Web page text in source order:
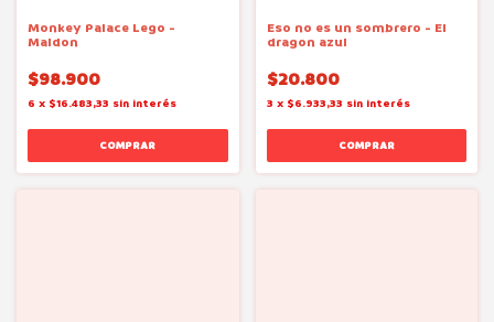
Monkey Palace Lego -
Maldon
$98.900
6 x $16.483,33 sin interés
Eso no es un sombrero - El
dragon azul
$20.800
3 x $6.933,33 sin interés